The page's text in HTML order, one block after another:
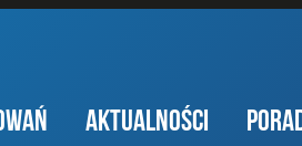
AKTUALNOŚCI